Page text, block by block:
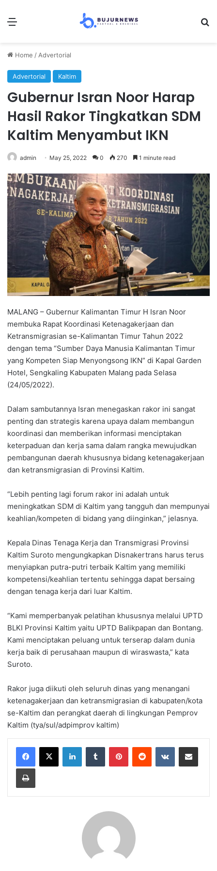
Home / Advertorial
Advertorial Kaltim
Gubernur Isran Noor Harap
Hasil Rakor Tingkatkan SDM
Kaltim Menyambut IKN
admin May 25, 2022 0 270 1 minute read
MALANG – Gubernur Kalimantan Timur H Isran Noor
membuka Rapat Koordinasi Ketenagakerjaan dan
Ketransmigrasian se-Kalimantan Timur Tahun 2022
dengan tema “Sumber Daya Manusia Kalimantan Timur
yang Kompeten Siap Menyongsong IKN” di Kapal Garden
Hotel, Sengkaling Kabupaten Malang pada Selasa
(24/05/2022).
Dalam sambutannya Isran menegaskan rakor ini sangat
penting dan strategis karena upaya dalam membangun
koordinasi dan memberikan informasi menciptakan
keterpaduan dan kerja sama dalam rangka mewujudkan
pembangunan daerah khususnya bidang ketenagakerjaan
dan ketransmigrasian di Provinsi Kaltim.
“Lebih penting lagi forum rakor ini adalah untuk
meningkatkan SDM di Kaltim yang tangguh dan mempunyai
keahlian/kompeten di bidang yang diinginkan,” jelasnya.
Kepala Dinas Tenaga Kerja dan Transmigrasi Provinsi
Kaltim Suroto mengungkapkan Disnakertrans harus terus
menyiapkan putra-putri terbaik Kaltim yang memiliki
kompetensi/keahlian tertentu sehingga dapat bersaing
dengan tenaga kerja dari luar Kaltim.
“Kami memperbanyak pelatihan khususnya melalui UPTD
BLKI Provinsi Kaltim yaitu UPTD Balikpapan dan Bontang.
Kami menciptakan peluang untuk terserap dalam dunia
kerja baik di perusahaan maupun di wiraswasta,” kata
Suroto.
Rakor juga diikuti oleh seluruh dinas yang menangani
ketenagakerjaan dan ketransmigrasian di kabupaten/kota
se-Kaltim dan perangkat daerah di lingkungan Pemprov
Kaltim (tya/sul/adpimprov kaltim)